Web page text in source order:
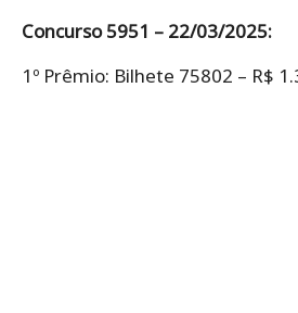
Concurso 5951 – 22/03/2025:
1º Prêmio: Bilhete 75802 – R$